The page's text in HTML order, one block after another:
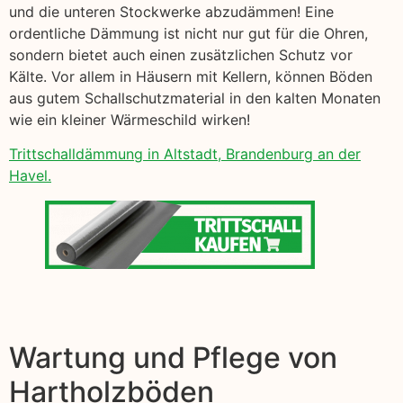
und die unteren Stockwerke abzudämmen! Eine
ordentliche Dämmung ist nicht nur gut für die Ohren,
sondern bietet auch einen zusätzlichen Schutz vor
Kälte. Vor allem in Häusern mit Kellern, können Böden
aus gutem Schallschutzmaterial in den kalten Monaten
wie ein kleiner Wärmeschild wirken!
Trittschalldämmung in Altstadt, Brandenburg an der
Havel.
Wartung und Pflege von
Hartholzböden